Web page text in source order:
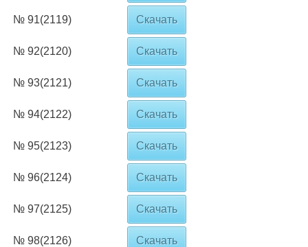
№ 91(2119) Скачать
№ 92(2120) Скачать
№ 93(2121) Скачать
№ 94(2122) Скачать
№ 95(2123) Скачать
№ 96(2124) Скачать
№ 97(2125) Скачать
№ 98(2126) Скачать